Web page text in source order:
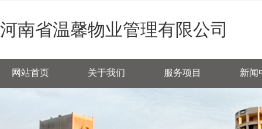
河南省温馨物业管理有限公司
网站首页 关于我们 服务项目 新闻